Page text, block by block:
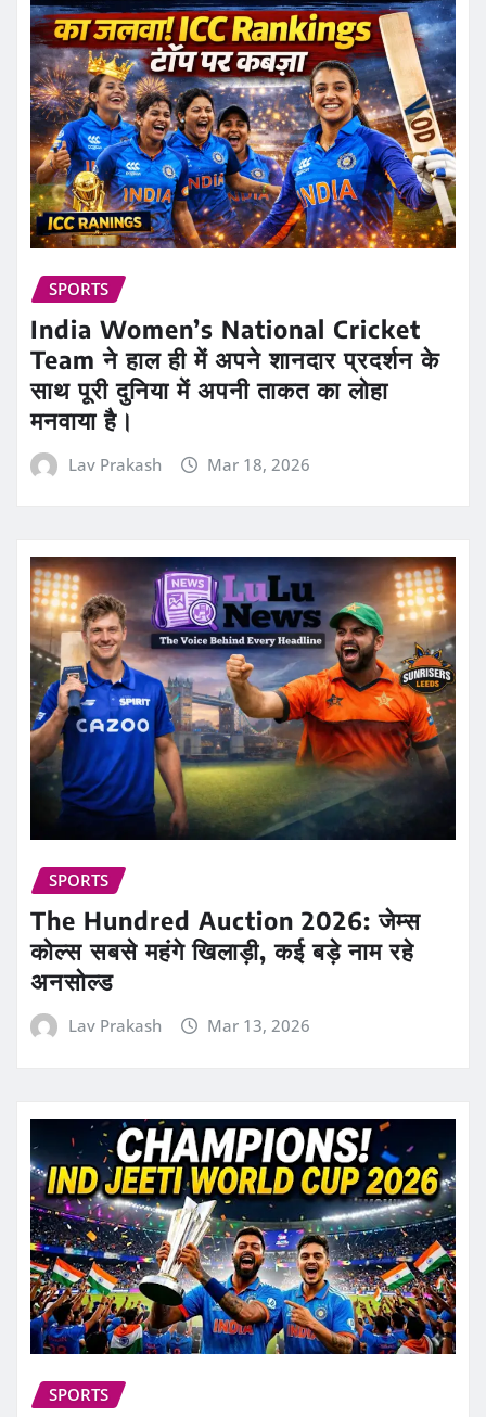
SPORTS
India Women’s National Cricket
Team ने हाल ही में अपने शानदार प्रदर्शन के
साथ पूरी दुनिया में अपनी ताकत का लोहा
मनवाया है।
Lav Prakash Mar 18, 2026
SPORTS
The Hundred Auction 2026: जेम्स
कोल्स सबसे महंगे खिलाड़ी, कई बड़े नाम रहे
अनसोल्ड
Lav Prakash Mar 13, 2026
SPORTS